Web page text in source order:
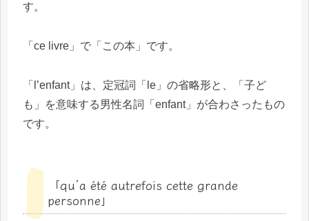
す。
「ce livre」で「この本」です。
「l’enfant」は、定冠詞「le」の省略形と、「子ど
も」を意味する男性名詞「enfant」が合わさったもの
です。
「qu’a été autrefois cette grande
personne」